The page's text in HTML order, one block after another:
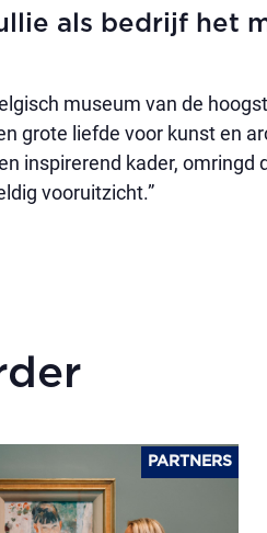
als bedrijf het
museum van de
grote liefde voor kunst en
inspirerend kader,
vooruitzicht.”
PARTNERS